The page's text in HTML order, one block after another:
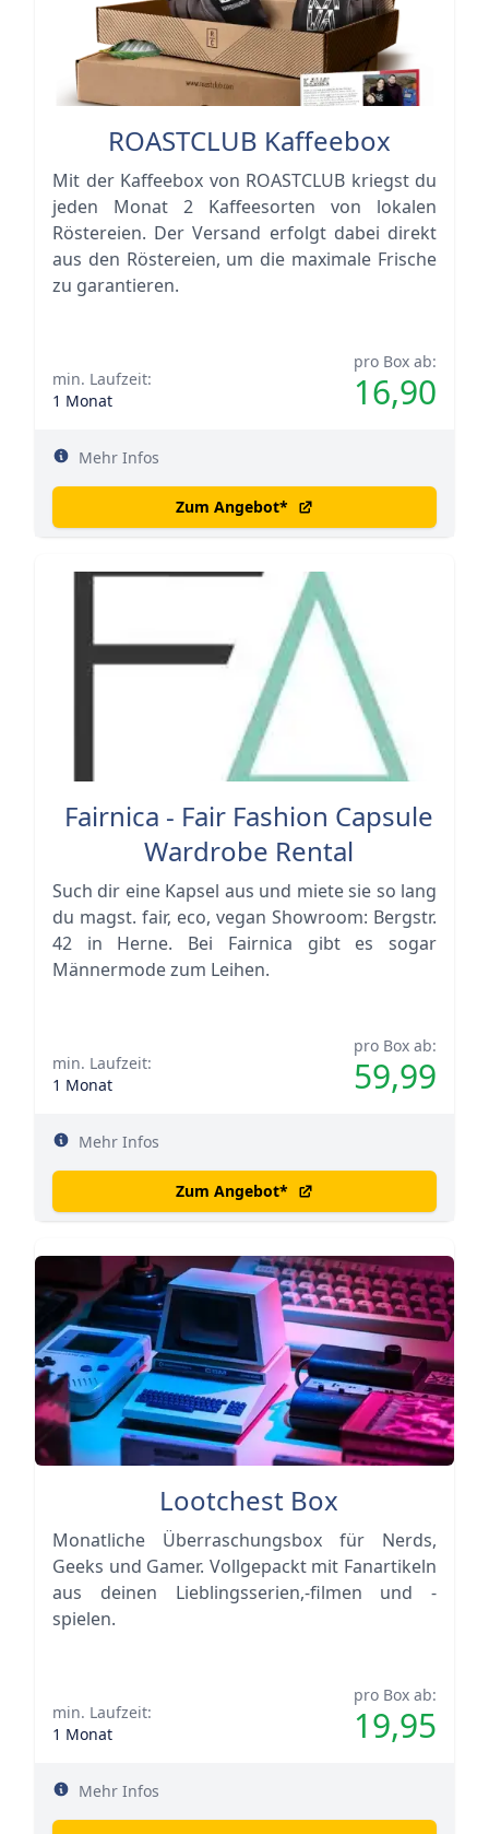
ROASTCLUB Kaffeebox
Mit der Kaffeebox von ROASTCLUB kriegst du
jeden Monat 2 Kaffeesorten von lokalen
Röstereien. Der Versand erfolgt dabei direkt
aus den Röstereien, um die maximale Frische
zu garantieren.
pro Box ab:
16,90
min. Laufzeit:
1 Monat
Mehr Infos
Zum Angebot*
Fairnica - Fair Fashion Capsule
Wardrobe Rental
Such dir eine Kapsel aus und miete sie so lang
du magst. fair, eco, vegan Showroom: Bergstr.
42 in Herne. Bei Fairnica gibt es sogar
Männermode zum Leihen.
pro Box ab:
59,99
min. Laufzeit:
1 Monat
Mehr Infos
Zum Angebot*
Lootchest Box
Monatliche Überraschungsbox für Nerds,
Geeks und Gamer. Vollgepackt mit Fanartikeln
aus deinen Lieblingsserien,-filmen und -
spielen.
pro Box ab:
19,95
min. Laufzeit:
1 Monat
Mehr Infos